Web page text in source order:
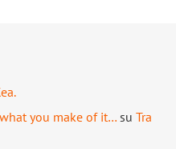
you make of it…su Tra